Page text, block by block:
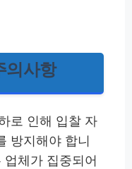
의사항
로 인해 입찰 자
방지해야 합니
체가 집중되어